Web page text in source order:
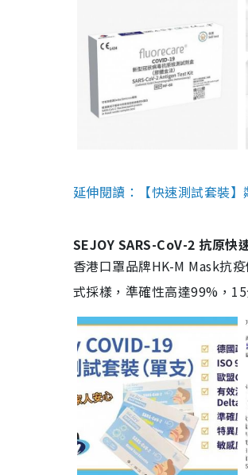
延伸閱讀：【快速測試套裝
SEJOY SARS-CoV-2 抗原快
香港口罩品牌HK-M Mask抗
式採樣，準確性高達99%，